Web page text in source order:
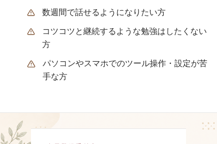
数週間で話せるようになりたい方
コツコツと継続するような勉強はしたくない
方
パソコンやスマホでのツール操作・設定が苦
手な方